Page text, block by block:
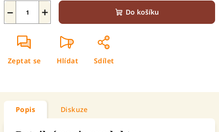
+
− Do košíku
Zeptat se Hlídat Sdílet
Popis Diskuze